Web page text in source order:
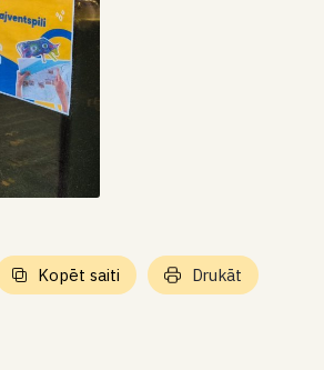
Kopēt saiti Drukāt